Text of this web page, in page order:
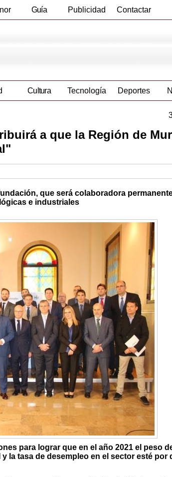
Guía Publicidad Contactar
Cultura Tecnología Deportes
a que la Región de
que será colaboradora
e industriales
para lograr que en el año 2021 el peso
la tasa de desempleo en el sector esté por